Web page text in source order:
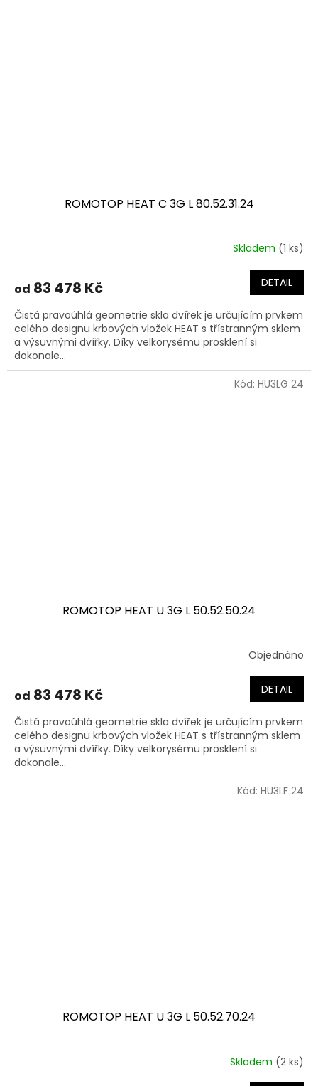
ROMOTOP HEAT C 3G L 80.52.31.24
Skladem (1 ks)
od 83 478 Kč DETAIL
Čistá pravoúhlá geometrie skla dvířek je určujícím prvkem
celého designu krbových vložek HEAT s třístranným sklem
a výsuvnými dvířky. Díky velkorysému prosklení si
dokonale...
ROMOTOP HEAT U 3G L 50.52.50.24
Objednáno
od 83 478 Kč DETAIL
Čistá pravoúhlá geometrie skla dvířek je určujícím prvkem
celého designu krbových vložek HEAT s třístranným sklem
a výsuvnými dvířky. Díky velkorysému prosklení si
dokonale...
Kód: HU3LG 24
ROMOTOP HEAT U 3G L 50.52.70.24
Skladem (2 ks)
Kód: HU3LF 24